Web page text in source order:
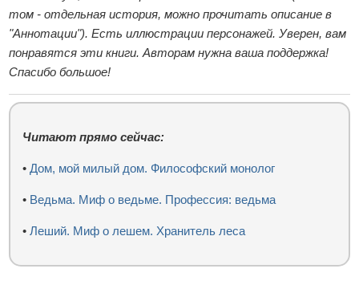
том - отдельная история, можно прочитать описание в
"Аннотации"). Есть иллюстрации персонажей. Уверен, вам
понравятся эти книги. Авторам нужна ваша поддержка!
Спасибо большое!
Читают прямо сейчас:
•Дом, мой милый дом. Философский монолог
• Ведьма. Миф о ведьме. Профессия: ведьма
•Леший. Миф о лешем. Хранитель леса